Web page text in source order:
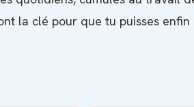
la clé pour que tu puisses enfin